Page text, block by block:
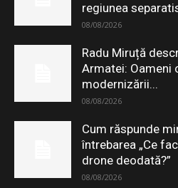
regiunea
08/08/2026
Radu Miruță
Armatei: Oameni
modernizării...
08/08/2026
Cum răspunde
întrebarea „Ce
drone deodată?”
08/08/2026